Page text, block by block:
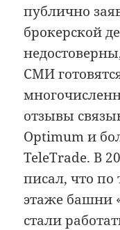
публично
брокерской
СМИ
отзывы
Optimum и
TeleTrade. В
писал, что по
этаже башни
стали